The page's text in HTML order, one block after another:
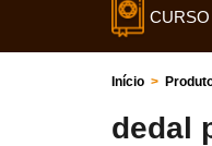
CURSO
Início >
dedal